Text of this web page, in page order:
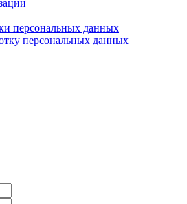
персональных данных
персональных данных